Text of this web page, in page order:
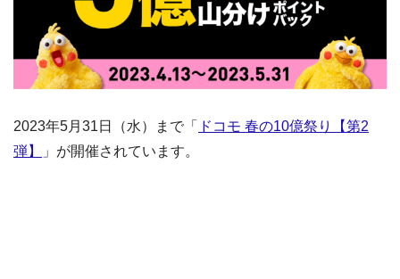
2023年5月31日（水）まで「
ドコモ 春の10億祭り【第2
弾】
」が開催されています。